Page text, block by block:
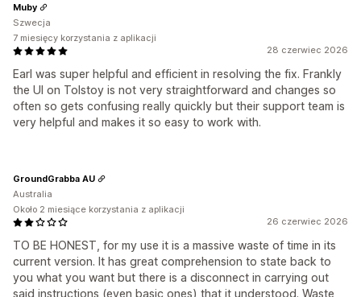
28 czerwiec 2026
Earl was super helpful and efficient in resolving the fix. Frankly
the UI on Tolstoy is not very straightforward and changes so
often so gets confusing really quickly but their support team is
very helpful and makes it so easy to work with.
Muby
Szwecja
7 miesięcy korzystania z aplikacji
26 czerwiec 2026
TO BE HONEST, for my use it is a massive waste of time in its
current version. It has great comprehension to state back to
you what you want but there is a disconnect in carrying out
said instructions (even basic ones) that it understood. Waste
GroundGrabba AU
Australia
Około 2 miesiące korzystania z aplikacji